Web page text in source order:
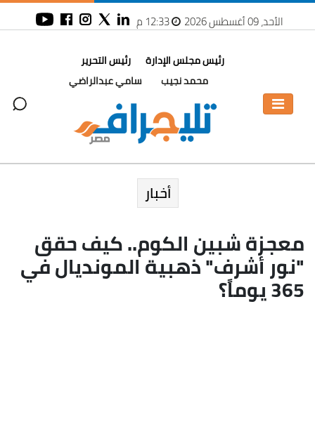
الأحد، 09 أغسطس 2026 12:33 م
رئيس مجلس الإدارة
محمد نجيب
رئيس التحرير
سامي عبدالراضي
أخبار
معجزة شبين الكوم.. كيف حقق
"نور أشرف" ذهبية المونديال في
365 يوماً؟